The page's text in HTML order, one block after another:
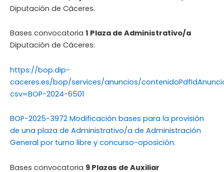
Diputación de Cáceres.
Bases convocatoria 1 Plaza de Administrativo/a
Diputación de Cáceres:
https://bop.dip-
caceres.es/bop/services/anuncios/
csv=BOP-2024-6501
BOP-2025-3972 Modificación bases para la provisión
de una plaza de Administrativo/a de Administración
General por turno libre y concurso-oposición.
Bases convocatoria 9 Plazas de Auxiliar